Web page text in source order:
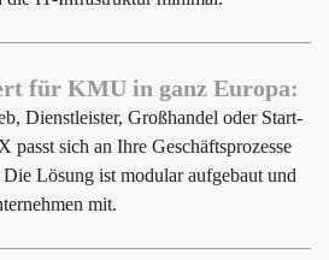
für KMU in ganz Europa:
Dienstleister, Großhandel oder Start-
sich an Ihre Geschäftsprozesse
Lösung ist modular aufgebaut und
mit.